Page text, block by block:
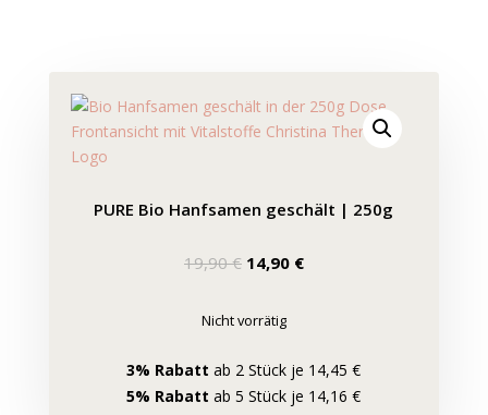
PURE Bio Hanfsamen geschält | 250g
19,90€ Ursprünglicher
war:
14,90 €Aktueller
Nicht vorrätig
3% Rabatt ab 2 Stück je 14,45 €
5% Rabatt ab 5 Stück je 14,16 €